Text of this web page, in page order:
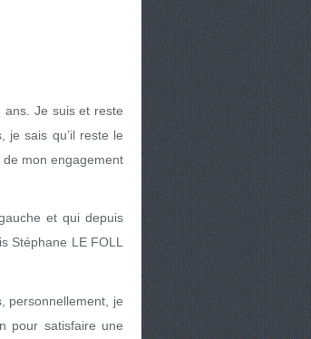
ans. Je suis et reste
je sais qu’il reste le
mon engagement
et qui depuis
Stéphane LE FOLL
personnellement, je
pour satisfaire une